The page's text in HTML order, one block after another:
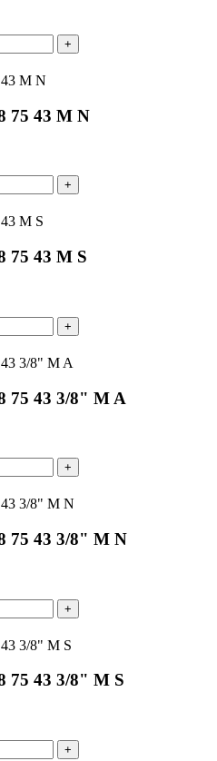
+
75 43 M N
+
75 43 M S
+
75 43 3/8" M A
+
75 43 3/8" M N
+
75 43 3/8" M S
+